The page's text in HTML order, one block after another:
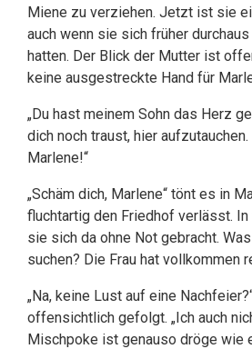
Miene zu verziehen. Jetzt ist sie
auch wenn sie sich früher
hatten. Der Blick der Mutter ist
keine ausgestreckte Hand für
„Du hast meinem Sohn das Herz
dich noch traust, hier aufzutauchen.
Marlene!“
„Schäm dich, Marlene“ tönt es in
fluchtartig den Friedhof verlässt.
sie sich da ohne Not gebracht.
suchen? Die Frau hat vollkommen
„Na, keine Lust auf eine
offensichtlich gefolgt. „Ich auch
Mischpoke ist genauso dröge wie